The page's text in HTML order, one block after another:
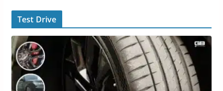
Test Drive